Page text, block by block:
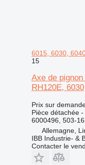
6015, 6030,
15
Axe de
RH120E, 6030
Prix sur
Pièce détachée
6000496, 503-
Allemagne,
IBB Industrie- &
Contacter le